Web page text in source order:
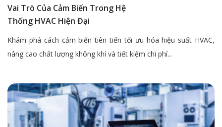
Vai Trò Của Cảm Biến Trong Hệ
Thống HVAC Hiện Đại
Khám phá cách cảm biến tiên tiến tối ưu hóa hiệu suất HVAC,
nâng cao chất lượng không khí và tiết kiệm chi phí...